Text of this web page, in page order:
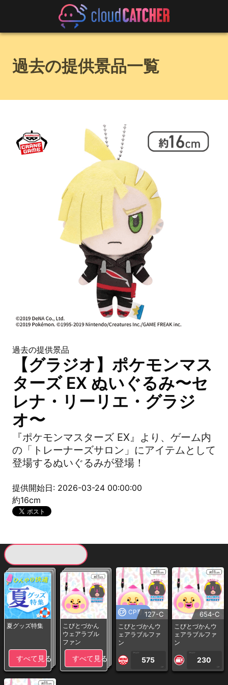
過去の提供景品一覧
過去の提供景品
【グラジオ】ポケモンマス
ターズ EX ぬいぐるみ〜セ
レナ・リーリエ・グラジ
オ〜
『ポケモンマスターズ EX』より、ゲーム内
の「トレーナーズサロン」にアイテムとして
登場するぬいぐるみが登場！
提供開始日: 2026-03-24 00:00:00
約16cm
夏グッズ特集
すべて見る
こびとづかん
ウェアラブル
ファン
すべて見る
CP専用127-C
こびとづかんウ
ェアラブルファ
ン
1PLAY
575
CP
654-C
こびとづかんウ
ェアラブルファ
ン
1PLAY
230
CP